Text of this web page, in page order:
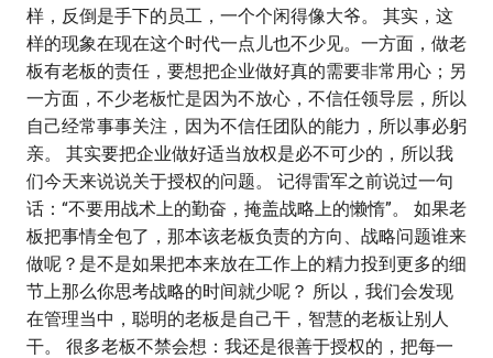
样，反倒是手下的员工，一个个闲得像大爷。 其实，这
样的现象在现在这个时代一点儿也不少见。一方面，做老
板有老板的责任，要想把企业做好真的需要非常用心；另
一方面，不少老板忙是因为不放心，不信任领导层，所以
自己经常事事关注，因为不信任团队的能力，所以事必躬
亲。 其实要把企业做好适当放权是必不可少的，所以我
们今天来说说关于授权的问题。 记得雷军之前说过一句
话：“不要用战术上的勤奋，掩盖战略上的懒惰”。 如果老
板把事情全包了，那本该老板负责的方向、战略问题谁来
做呢？是不是如果把本来放在工作上的精力投到更多的细
节上那么你思考战略的时间就少呢？ 所以，我们会发现
在管理当中，聪明的老板是自己干，智慧的老板让别人
干。 很多老板不禁会想：我还是很善于授权的，把每一